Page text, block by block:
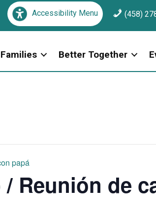
Accessibility Menu (458)
Better Together
papá
/ Reunión de